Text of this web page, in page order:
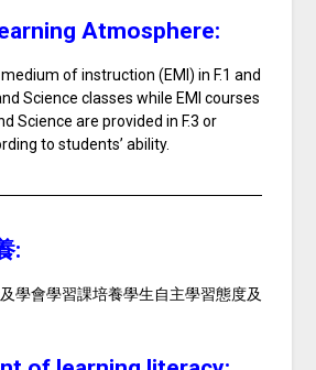
Atmosphere:
of instruction (EMI) in F.1 and
Science classes while EMI courses
Science are provided in F.3 or
to students’ ability.
:
學會學習課培養學生自主學習態度及